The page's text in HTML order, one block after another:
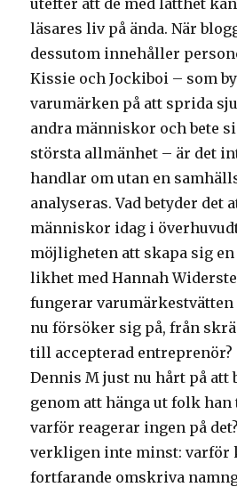
utefter att de med lätthet
läsares liv på ända. När
dessutom innehåller
Kissie och Jockiboi – som
varumärken på att sprida
andra människor och bete
största allmänhet – är det
handlar om utan en
analyseras. Vad betyder det
människor idag i
möjligheten att skapa sig
likhet med Hannah
fungerar
nu försöker sig på, från
till accepterad
Dennis M just nu hårt på att
genom att hänga ut folk
varför reagerar ingen på
verkligen inte minst: varför
fortfarande omskriva